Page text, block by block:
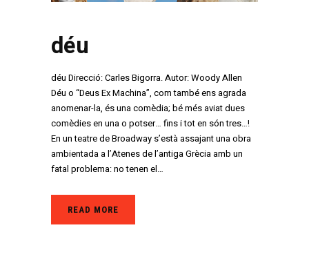
déu
déu Direcció: Carles Bigorra. Autor: Woody Allen
Déu o “Deus Ex Machina”, com també ens agrada
anomenar-la, és una comèdia; bé més aviat dues
comèdies en una o potser… fins i tot en són tres…!
En un teatre de Broadway s’està assajant una obra
ambientada a l’Atenes de l’antiga Grècia amb un
fatal problema: no tenen el…
READ MORE